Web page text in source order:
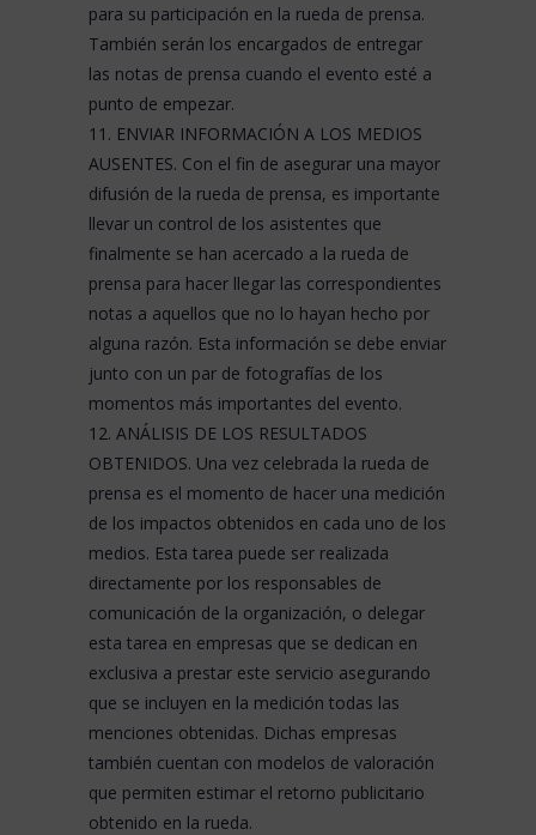
para su participación en la rueda de prensa.
También serán los encargados de entregar
las notas de prensa cuando el evento esté a
punto de empezar.
11. ENVIAR INFORMACIÓN A LOS MEDIOS
AUSENTES. Con el fin de asegurar una mayor
difusión de la rueda de prensa, es importante
llevar un control de los asistentes que
finalmente se han acercado a la rueda de
prensa para hacer llegar las correspondientes
notas a aquellos que no lo hayan hecho por
alguna razón. Esta información se debe enviar
junto con un par de fotografías de los
momentos más importantes del evento.
12. ANÁLISIS DE LOS RESULTADOS
OBTENIDOS. Una vez celebrada la rueda de
prensa es el momento de hacer una medición
de los impactos obtenidos en cada uno de los
medios. Esta tarea puede ser realizada
directamente por los responsables de
comunicación de la organización, o delegar
esta tarea en empresas que se dedican en
exclusiva a prestar este servicio asegurando
que se incluyen en la medición todas las
menciones obtenidas. Dichas empresas
también cuentan con modelos de valoración
que permiten estimar el retorno publicitario
obtenido en la rueda.